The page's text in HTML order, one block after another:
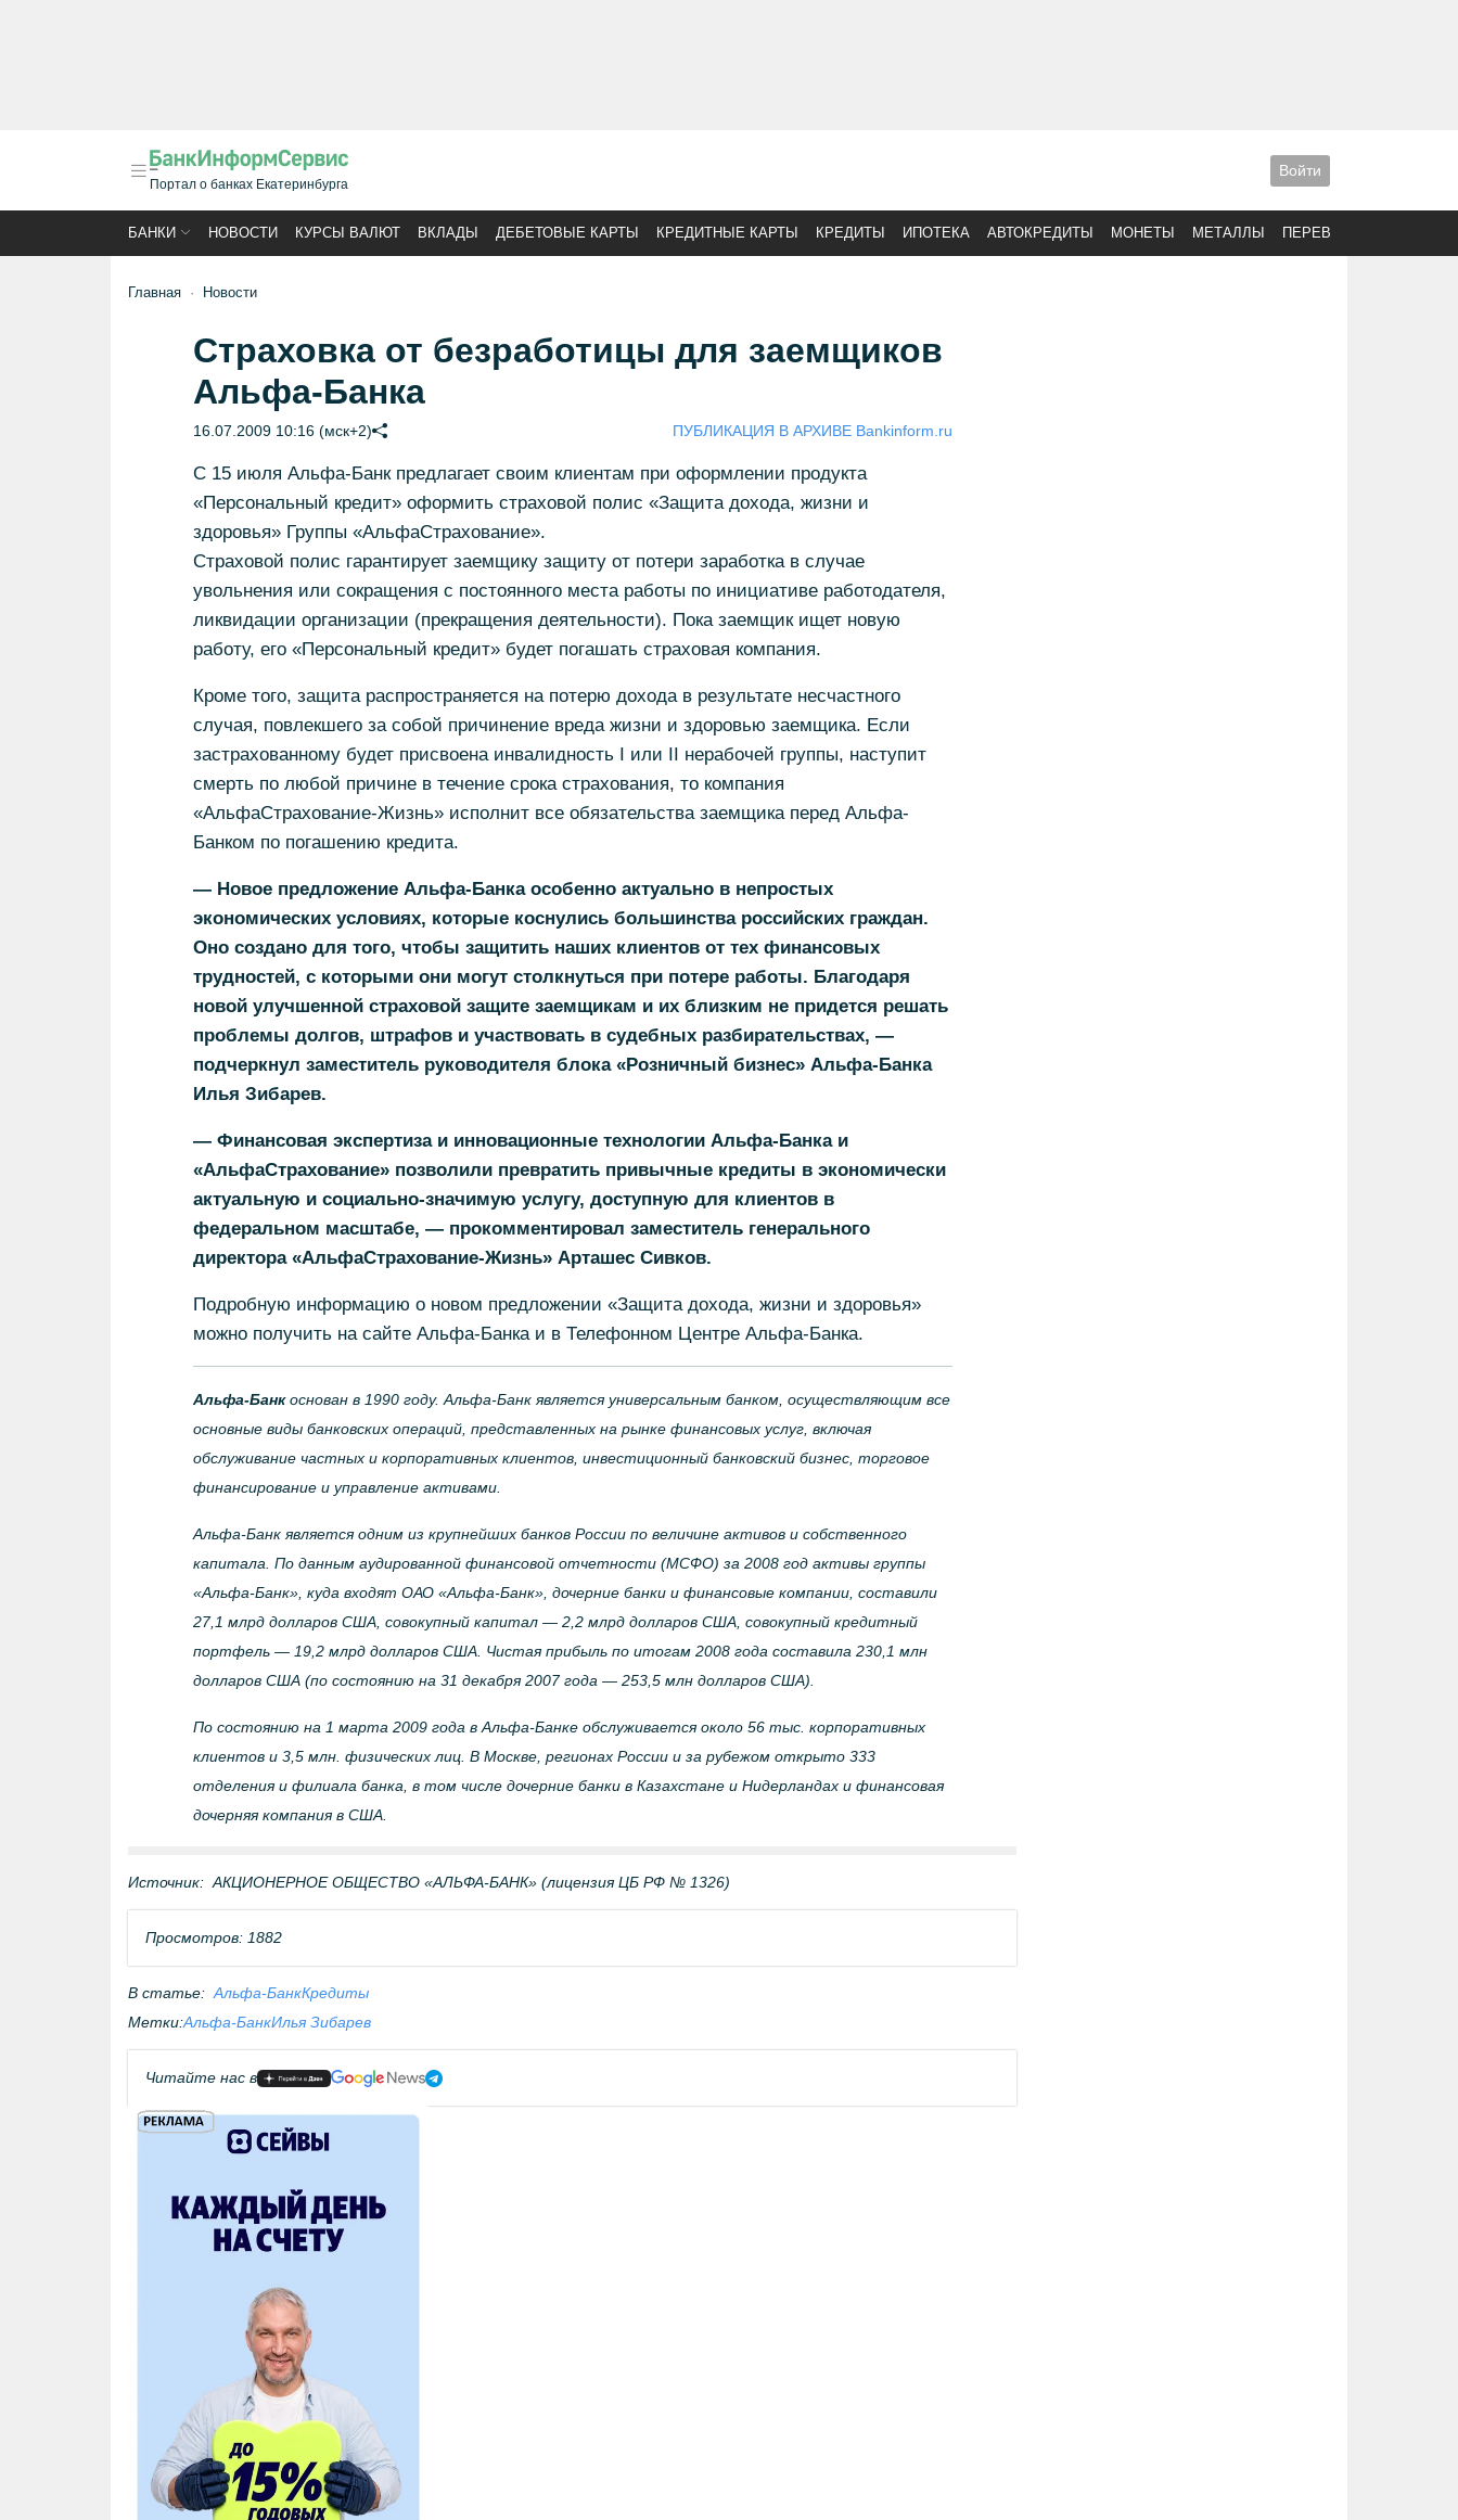
Портал о банках Екатеринбурга
Войти
БАНКИ НОВОСТИ КУРСЫ ВАЛЮТ ВКЛАДЫ ДЕБЕТОВЫЕ КАРТЫ КРЕДИТНЫЕ КАРТЫ КРЕДИТЫ ИПОТЕКА АВТОКРЕДИТЫ МОНЕТЫ МЕТАЛЛЫ ПЕРЕВОДЫ
Главная Новости
Страховка от безработицы для заемщиков
Альфа-Банка
16.07.2009 10:16 (мск+2) ПУБЛИКАЦИЯ В АРХИВЕ Bankinform.ru
С 15 июля Альфа-Банк предлагает своим клиентам при оформлении продукта
«Персональный кредит» оформить страховой полис «Защита дохода, жизни и
здоровья» Группы «АльфаСтрахование».
Страховой полис гарантирует заемщику защиту от потери заработка в случае
увольнения или сокращения с постоянного места работы по инициативе работодателя,
ликвидации организации (прекращения деятельности). Пока заемщик ищет новую
работу, его «Персональный кредит» будет погашать страховая компания.
Кроме того, защита распространяется на потерю дохода в результате несчастного
случая, повлекшего за собой причинение вреда жизни и здоровью заемщика. Если
застрахованному будет присвоена инвалидность I или II нерабочей группы, наступит
смерть по любой причине в течение срока страхования, то компания
«АльфаСтрахование-Жизнь» исполнит все обязательства заемщика перед Альфа-
Банком по погашению кредита.
— Новое предложение Альфа-Банка особенно актуально в непростых
экономических условиях, которые коснулись большинства российских граждан.
Оно создано для того, чтобы защитить наших клиентов от тех финансовых
трудностей, с которыми они могут столкнуться при потере работы. Благодаря
новой улучшенной страховой защите заемщикам и их близким не придется решать
проблемы долгов, штрафов и участвовать в судебных разбирательствах, —
подчеркнул заместитель руководителя блока «Розничный бизнес» Альфа-Банка
Илья Зибарев.
— Финансовая экспертиза и инновационные технологии Альфа-Банка и
«АльфаСтрахование» позволили превратить привычные кредиты в экономически
актуальную и социально-значимую услугу, доступную для клиентов в
федеральном масштабе, — прокомментировал заместитель генерального
директора «АльфаСтрахование-Жизнь» Арташес Сивков.
Подробную информацию о новом предложении «Защита дохода, жизни и здоровья»
можно получить на сайте Альфа-Банка и в Телефонном Центре Альфа-Банка.
Альфа-Банкоснован в 1990 году. Альфа-Банк является универсальным банком, осуществляющим все
основные виды банковских операций, представленных на рынке финансовых услуг, включая
обслуживание частных и корпоративных клиентов, инвестиционный банковский бизнес, торговое
финансирование и управление активами.
Альфа-Банк является одним из крупнейших банков России по величине активов и собственного
капитала. По данным аудированной финансовой отчетности (МСФО) за 2008 год активы группы
«Альфа-Банк», куда входят ОАО «Альфа-Банк», дочерние банки и финансовые компании, составили
27,1 млрд долларов США, совокупный капитал — 2,2 млрд долларов США, совокупный кредитный
портфель — 19,2 млрд долларов США. Чистая прибыль по итогам 2008 года составила 230,1 млн
долларов США (по состоянию на 31 декабря 2007 года — 253,5 млн долларов США).
По состоянию на 1 марта 2009 года в Альфа-Банке обслуживается около 56 тыс. корпоративных
клиентов и 3,5 млн. физических лиц. В Москве, регионах России и за рубежом открыто 333
отделения и филиала банка, в том числе дочерние банки в Казахстане и Нидерландах и финансовая
дочерняя компания в США.
Источник: АКЦИОНЕРНОЕ ОБЩЕСТВО «АЛЬФА-БАНК» (лицензия ЦБ РФ № 1326)
Просмотров: 1882
В статье: Альфа-БанкКредиты
Метки:Альфа-БанкИлья Зибарев
Читайте нас в